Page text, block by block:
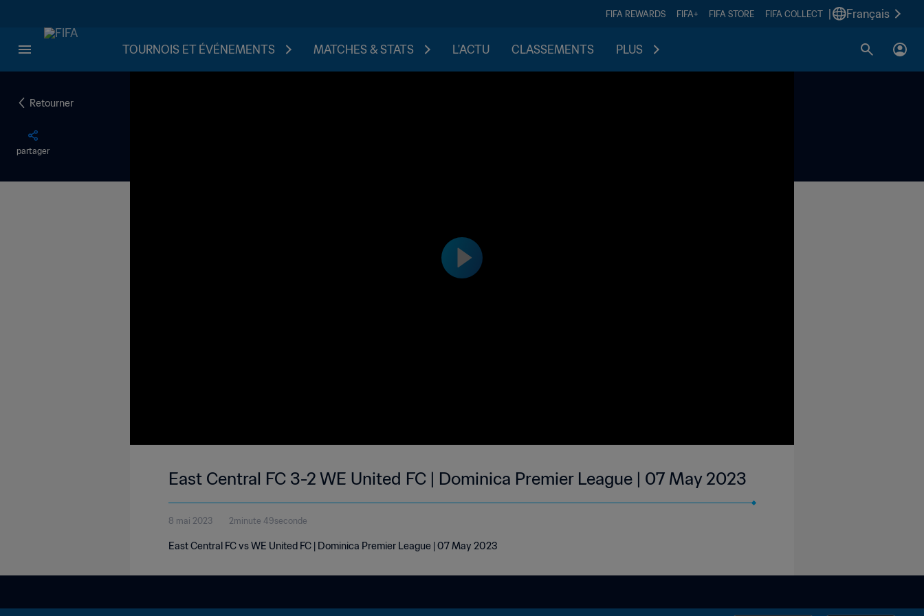
FIFA REWARDS FIFA+ FIFA STORE FIFA COLLECT Français
TOURNOIS ET ÉVÉNEMENTS MATCHES & STATS L'ACTU CLASSEMENTS PLUS
Retourner
partager
East Central FC 3-2 WE United FC | Dominica Premier League | 07 May 2023
8 mai 2023 2minute 49seconde
East Central FC vs WE United FC | Dominica Premier League | 07 May 2023